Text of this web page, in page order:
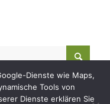
Dienste wie Maps,
Tools von
Dienste erklären Sie